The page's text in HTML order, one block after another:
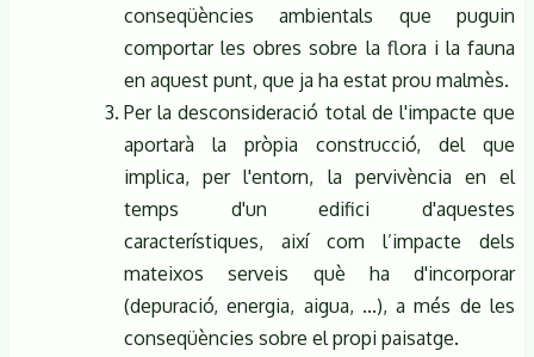
conseqüències ambientals que puguin
comportar les obres sobre la flora i la fauna
en aquest punt, que ja ha estat prou malmès.
Per la desconsideració total de l'impacte que
aportarà la pròpia construcció, del que
implica, per l'entorn, la pervivència en el
temps d'un edifici d'aquestes
característiques, així com l’impacte dels
mateixos serveis què ha d'incorporar
(depuració, energia, aigua, ...), a més de les
conseqüències sobre el propi paisatge.